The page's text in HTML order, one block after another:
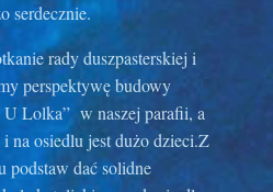
serdecznie.
rady duszpasterskiej i
perspektywę budowy
Lolka” w naszej parafii, a
na osiedlu jest dużo dzieci.Z
podstaw dać solidne